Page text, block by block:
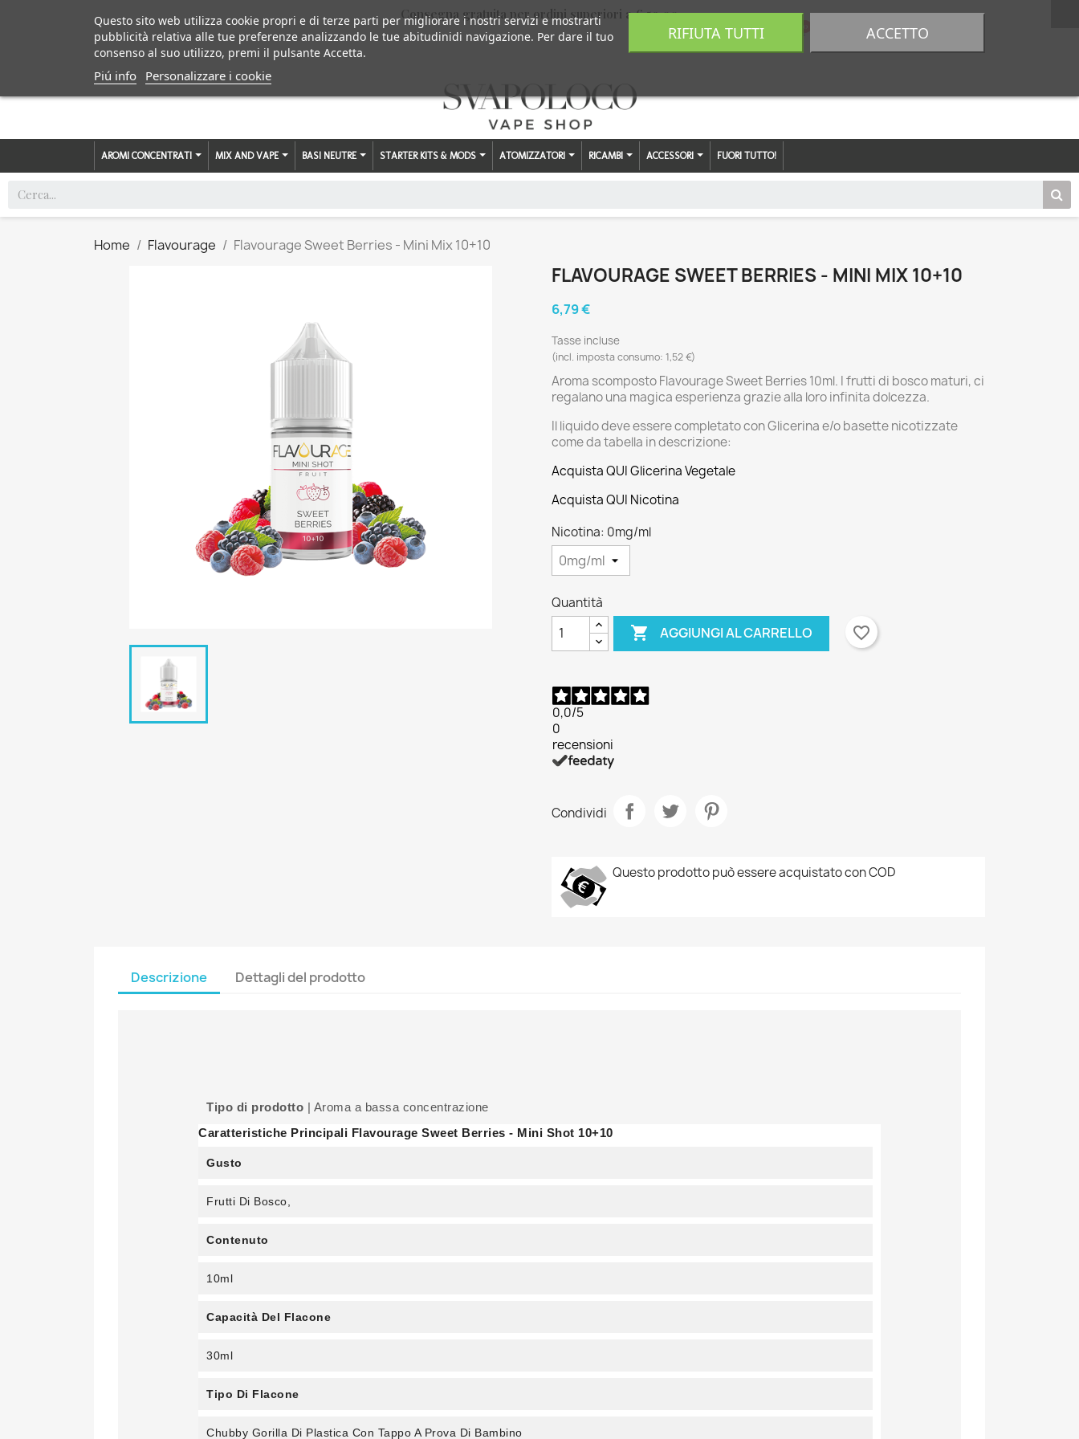
Consegna gratuita per ordini superiori a € 59,00
0,00 €
AROMI CONCENTRATI MIX AND VAPE BASI NEUTRE STARTER KITS & MODS ATOMIZZATORI RICAMBI ACCESSORI FUORI TUTTO!
Home Flavourage Flavourage Sweet Berries - Mini Mix 10+10
FLAVOURAGE SWEET BERRIES - MINI MIX 10+10
6,79 €
Tasse incluse
(incl. imposta consumo: 1,52 €)
Aroma scomposto Flavourage Sweet Berries 10ml. I frutti di bosco maturi, ci
regalano una magica esperienza grazie alla loro infinita dolcezza.
Il liquido deve essere completato con Glicerina e/o basette nicotizzate
come da tabella in descrizione:
Acquista QUI Glicerina Vegetale
Acquista QUI Nicotina
Nicotina: 0mg/ml
Quantità
 AGGIUNGI AL CARRELLO favorite_border
0,0/5
0
recensioni
Condividi
Questo prodotto può essere acquistato con COD
Descrizione Dettagli del prodotto
Tipo di prodotto | Aroma a bassa concentrazione
Caratteristiche Principali Flavourage Sweet Berries - Mini Shot 10+10
Gusto
Frutti Di Bosco,
Contenuto
10ml
Capacità Del Flacone
30ml
Tipo Di Flacone
Chubby Gorilla Di Plastica Con Tappo A Prova Di Bambino
Questo sito web utilizza cookie propri e di terze parti per migliorare i nostri servizi e mostrarti
pubblicità relativa alle tue preferenze analizzando le tue abitudinidi navigazione. Per dare il tuo
consenso al suo utilizzo, premi il pulsante Accetta.
Piú info Personalizzare i cookie
RIFIUTA TUTTI ACCETTO